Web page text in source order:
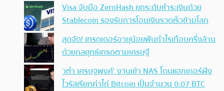
Visa จับมือ ZeroHash ยกระดับชำระเงินด้วย
Stablecoin รองรับการโอนเงินรวดเร็วข้ามโลก
สุดจัด! เทรดเดอร์อายุน้อยฟันกำไรเกือบครึ่งล้าน
ด้วยกลยุทธ์เทรดตามเศรษฐี
‘เต๋า เศรษฐพงศ์’ งานเข้า NAS โดนแฮกเกอร์ฝัง
ไวรัสเรียกค่าไถ่ Bitcoin เป็นจำนวน 0.07 BTC